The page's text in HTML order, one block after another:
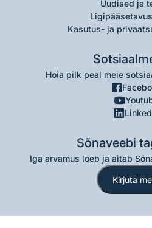
Uudised ja
Kasutus- ja
Hoia pilk peal meie
Sõnaveebi
Iga arvamus loeb ja aitab
Kirjuta